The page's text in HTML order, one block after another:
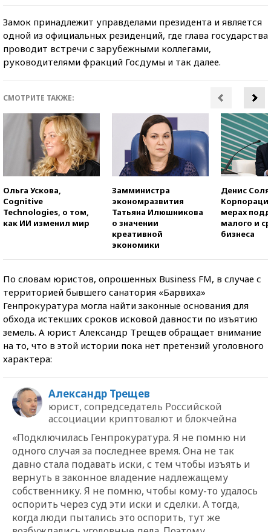
Замок принадлежит управделами президента и является
одной из официальных резиденций, где глава государства
проводит встречи с зарубежными коллегами,
руководителями фракций Госдумы и так далее.
СМОТРИТЕ ТАКЖЕ:
Ольга Ускова,
Cognitive
Technologies, о том,
как ИИ изменил мир
Замминистра
экономразвития
Татьяна Илюшникова
о значении
креативной
экономики
Денис
мерах
малого и
бизнеса
По словам юристов, опрошенных Business FM, в случае с
территорией бывшего санатория «Барвиха»
Генпрокуратура могла найти законные основания для
обхода истекших сроков исковой давности по изъятию
земель. А юрист Александр Трещев обращает внимание
на то, что в этой истории пока нет претензий уголовного
характера:
Александр Трещев
юрист, сопредседатель Российской
ассоциации криптовалют и блокчейна
«Подключилась Генпрокуратура. Я не помню ни
одного случая за последнее время. Она не так
давно стала подавать иски, с тем чтобы изъять и
вернуть в законное владение надлежащему
собственнику. Я не помню, чтобы кому-то удалось
оспорить через суд эти иски и сделки. А тогда,
когда люди пытались это оспорить, тут же